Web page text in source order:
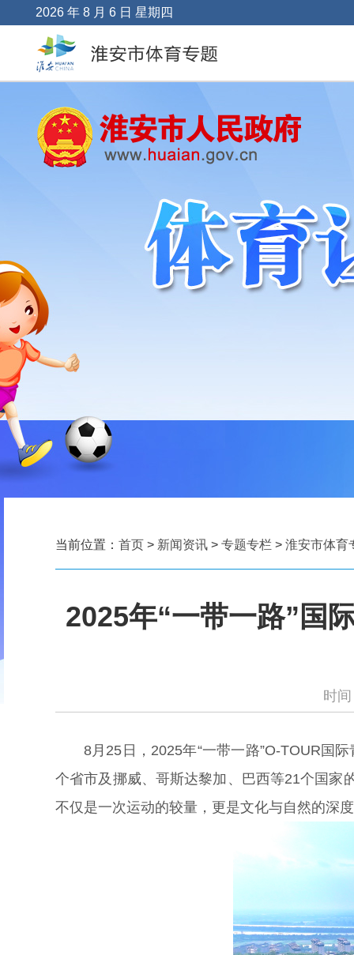
2026 年 8 月 6 日 星期四
当前位置： 首页 > 新闻资讯 > 专题专栏 > 淮安市体育
2025年“一带一路”国
时
8月25日，2025年“一带一路”O-TOUR国
个省市及挪威、哥斯达黎加、巴西等21个国家
不仅是一次运动的较量，更是文化与自然的深